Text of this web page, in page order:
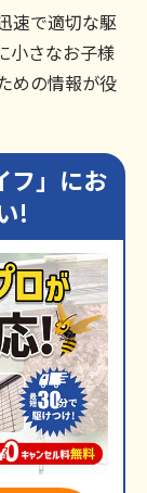
速で適切な駆
小さなお子様
めの情報が役
フ」にお
!